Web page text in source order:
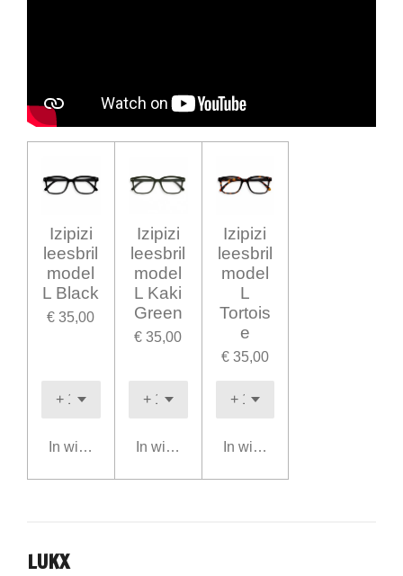
Izipizi
leesbril
model
L Black
€ 35,00
In winkelwagen
Izipizi
leesbril
model
L Kaki
Green
€ 35,00
In winkelwagen
Izipizi
leesbril
model
L
Tortois
e
€ 35,00
In winkelwagen
LUKX